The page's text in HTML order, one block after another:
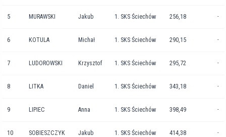
5 MURAWSKI Jakub 1. SKS Ściechów 256,18 -
6 KOTULA Michał 1. SKS Ściechów 290,15 -
7 LUDOROWSKI Krzysztof 1. SKS Ściechów 295,72 -
8 LITKA Daniel 1. SKS Ściechów 343,18 -
9 LIPIEC Anna 1. SKS Ściechów 398,49 -
10 SOBIESZCZYK Jakub 1. SKS Ściechów 414,38 -